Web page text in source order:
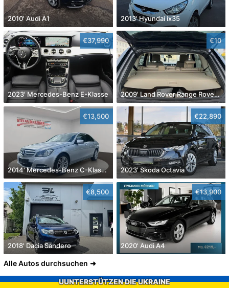
2010' Audi A1 2013' Hyundai ix35
€37,990
2023' Mercedes-Benz E-Klasse
€10
2009' Land Rover Range Rover Sport
€13,500
2014' Mercedes-Benz C-Klasse
€22,890
2023' Skoda Octavia
€8,500
2018' Dacia Sandero
€13,900
2020' Audi A4
Alle Autos durchsuchen
UUNTERSTÜTZEN DIE UKRAINE